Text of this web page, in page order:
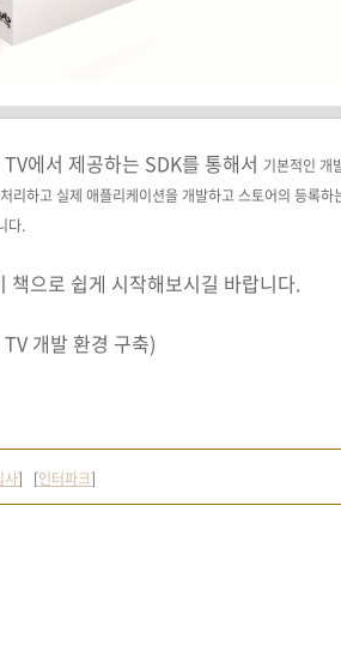
에서 제공하는 SDK를 통해서 기본적인 개
리하고 실제 애플리케이션을 개발하고스토어의 등록하
다.
책으로 쉽게 시작해보시길 바랍니다.
개발 환경 구축)
사] [인터파크]